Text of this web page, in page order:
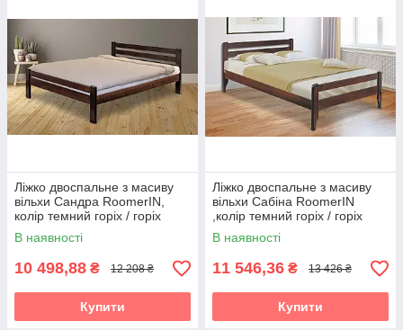
Ліжко двоспальне з масиву
вільхи Сандра RoomerIN,
колір темний горіх / горіх
В наявності
10 498,88 ₴ 12 208 ₴
Купити
Ліжко двоспальне з масиву
вільхи Сабіна RoomerIN
,колір темний горіх / горіх
В наявності
11 546,36 ₴ 13 426 ₴
Купити